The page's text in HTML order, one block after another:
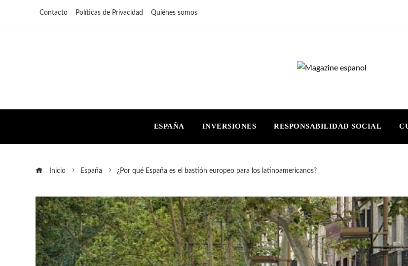
Contacto Políticas de Privacidad Quiénes somos
ESPAÑA INVERSIONES RESPONSABILIDAD SOCIAL
Inicio España ¿Por qué España es el bastión europeo para los latinoamericanos?